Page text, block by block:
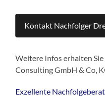
Kontakt Nachfolger
Weitere Infos erhalten
Consulting GmbH & Co,
Exzellente